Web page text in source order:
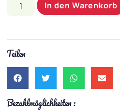
In den Warenkorb
Teilen
Bezahlmöglichkeiten :